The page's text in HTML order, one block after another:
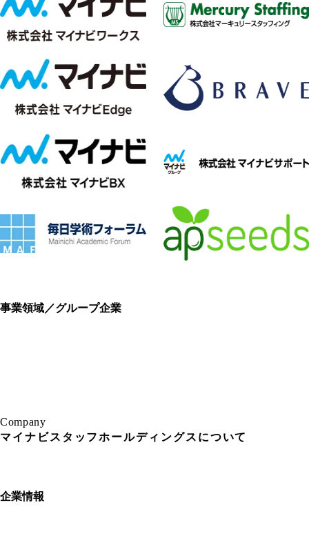
事業領域／グループ企業
Company
マイナビスタッフホールディングスについて
企業情報